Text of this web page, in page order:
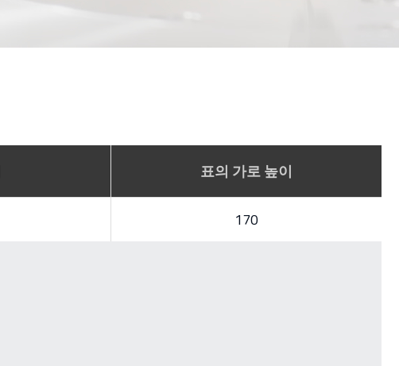
표의 가로 높이
170